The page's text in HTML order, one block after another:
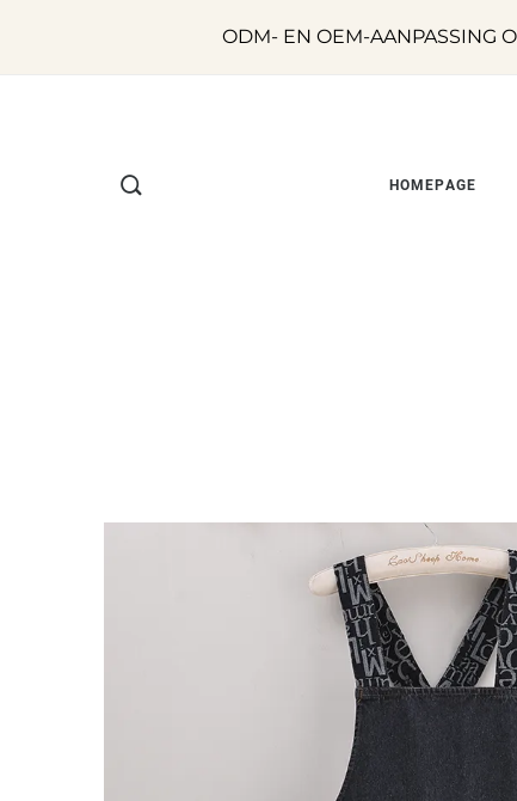
ODM- EN OEM-AANPASSING
HOMEPAGE